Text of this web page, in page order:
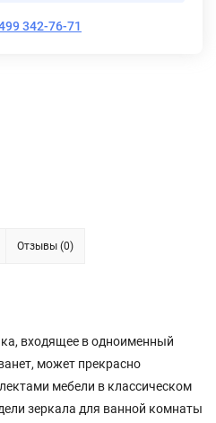
342-76-71
Отзывы (0)
входящее в одноименный
может прекрасно
мебели в классическом
зеркала для ванной комнаты